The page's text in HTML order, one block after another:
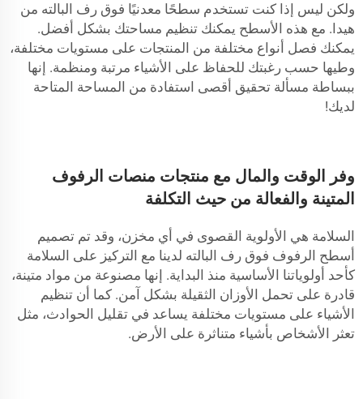
ولكن ليس إذا كنت تستخدم سطحًا معدنيًا فوق رف البالته من
هيدا. مع هذه الأسطح يمكنك تنظيم مساحتك بشكل أفضل.
يمكنك فصل أنواع مختلفة من المنتجات على مستويات مختلفة،
وطيها حسب رغبتك للحفاظ على الأشياء مرتبة ومنظمة. إنها
ببساطة مسألة تحقيق أقصى استفادة من المساحة المتاحة
لديك!
وفر الوقت والمال مع منتجات منصات الرفوف
المتينة والفعالة من حيث التكلفة
السلامة هي الأولوية القصوى في أي مخزن، وقد تم تصميم
أسطح الرفوف فوق رف البالته لدينا مع التركيز على السلامة
كأحد أولوياتنا الأساسية منذ البداية. إنها مصنوعة من مواد متينة،
قادرة على تحمل الأوزان الثقيلة بشكل آمن. كما أن تنظيم
الأشياء على مستويات مختلفة يساعد في تقليل الحوادث، مثل
تعثر الأشخاص بأشياء متناثرة على الأرض.